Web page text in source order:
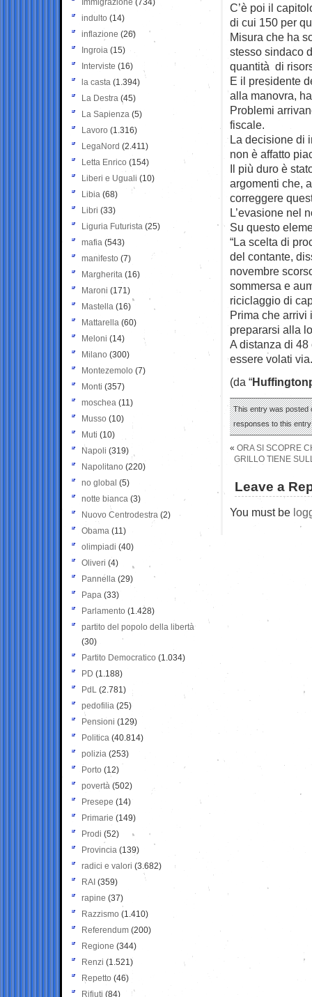
C’è poi il
di cui 150 per
Misura che ha
stesso sindaco
quantità di
E il presidente
alla manovra,
Problemi
fiscale.
La decisione di
non è affatto
Il più duro è
argomenti che,
correggere
L’evasione nel
Su questo
“La scelta di
del contante,
novembre
sommersa e
riciclaggio di
Prima che
prepararsi alla
A distanza di
essere volati
(da “
This entry was posted
responses to this
« ORA SI SCOPRE
GRILLO TIENE
Leave a
You must be
Immigrazione (734)
indulto (14)
inflazione (26)
Ingroia (15)
Interviste (16)
la casta (1.394)
La Destra (45)
La Sapienza (5)
Lavoro (1.316)
LegaNord (2.411)
Letta Enrico (154)
Liberi e Uguali (10)
Libia (68)
Libri (33)
Liguria Futurista (25)
mafia (543)
manifesto (7)
Margherita (16)
Maroni (171)
Mastella (16)
Mattarella (60)
Meloni (14)
Milano (300)
Montezemolo (7)
Monti (357)
moschea (11)
Musso (10)
Muti (10)
Napoli (319)
Napolitano (220)
no global (5)
notte bianca (3)
Nuovo Centrodestra (2)
Obama (11)
olimpiadi (40)
Oliveri (4)
Pannella (29)
Papa (33)
Parlamento (1.428)
partito del popolo della libertà
(30)
Partito Democratico (1.034)
PD (1.188)
PdL (2.781)
pedofilia (25)
Pensioni (129)
Politica (40.814)
polizia (253)
Porto (12)
povertà (502)
Presepe (14)
Primarie (149)
Prodi (52)
Provincia (139)
radici e valori (3.682)
RAI (359)
rapine (37)
Razzismo (1.410)
Referendum (200)
Regione (344)
Renzi (1.521)
Repetto (46)
Rifiuti (84)